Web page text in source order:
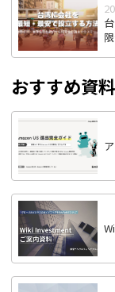
おすすめ資